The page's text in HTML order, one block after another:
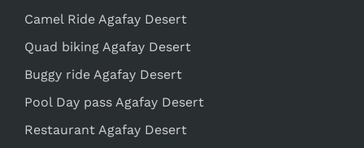
Camel Ride Agafay Desert
Quad biking Agafay Desert
Buggy ride Agafay Desert
Pool Day pass Agafay Desert
Restaurant Agafay Desert